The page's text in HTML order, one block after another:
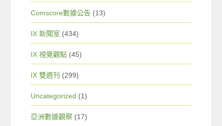
Comscore數據公告 (13)
IX 新聞室 (434)
IX 視覺觀點 (45)
IX 雙週刊 (299)
Uncategorized (1)
亞洲數據觀察 (17)